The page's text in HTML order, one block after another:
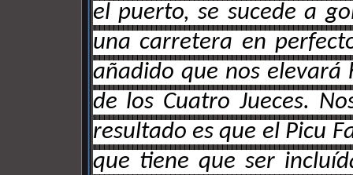
el puerto, se sucede a
una carretera en
añadido que nos elevará
de los Cuatro Jueces.
resultado es que el Picu
que tiene que ser